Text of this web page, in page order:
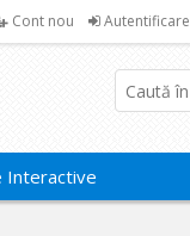
Cont nou Autentificare
Interactive